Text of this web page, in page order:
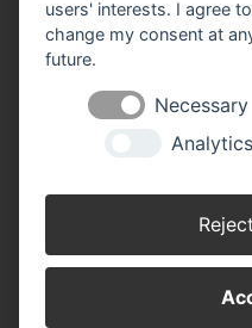
BBM
Telefon:
E-Mail:
8.30
8.30
users' interests. I agree
change my consent at
future.
Necessary
Analytics